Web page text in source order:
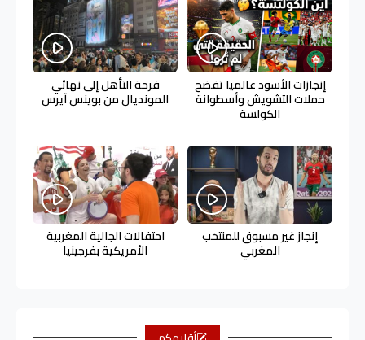
إنجازات الأسود عالميا تفضح
حملات التشويش وأسطوانة
الكولسة
فرحة التأهل إلى نهائي
المونديال من بوينس آيرس
إنجاز غير مسبوق للمنتخب
المغربي
احتفالات الجالية المغربية
الأمريكية بفرجينيا